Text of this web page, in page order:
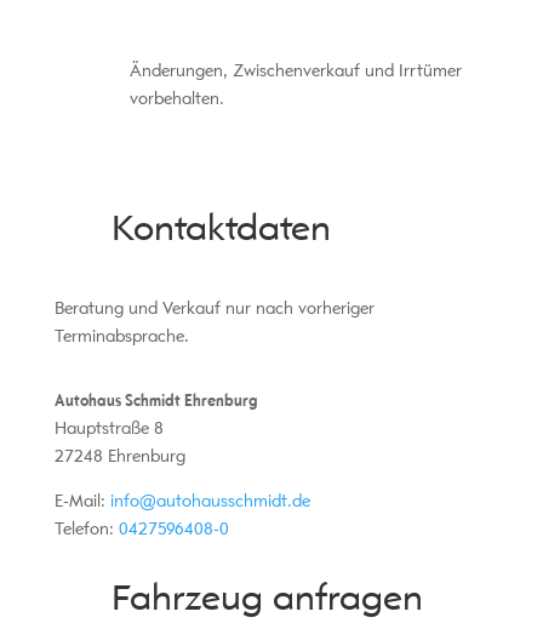
Änderungen, Zwischenverkauf und Irrtümer
vorbehalten.
Kontaktdaten
Beratung und Verkauf nur nach vorheriger
Terminabsprache.
Autohaus Schmidt Ehrenburg
Hauptstraße 8
27248 Ehrenburg
E-Mail: info@autohausschmidt.de
Telefon: 0427596408-0
Fahrzeug anfragen